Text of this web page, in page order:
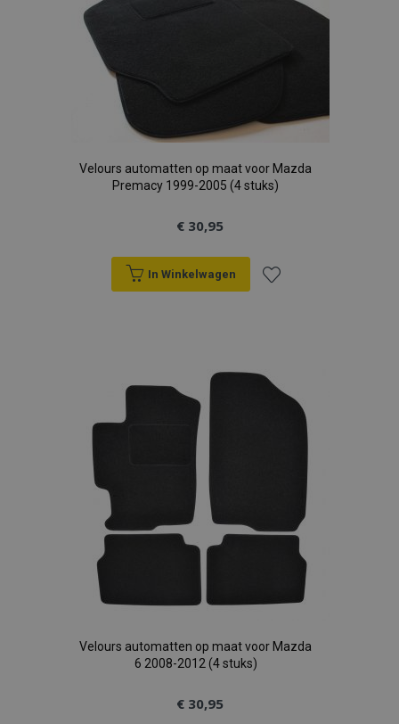
verlanglijst
Velours automatten op maat voor Mazda
Premacy 1999-2005 (4 stuks)
€ 30,95
In Winkelwagen
aan
verlanglijst
Velours automatten op maat voor Mazda
6 2008-2012 (4 stuks)
€ 30,95